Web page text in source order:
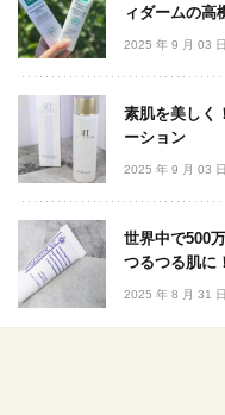
ィダームの高
2025 年 9 月 03 日
素肌を美しく
ーション
2025 年 9 月 03 日
世界中で500
つるつる肌に！
2025 年 8 月 31 日